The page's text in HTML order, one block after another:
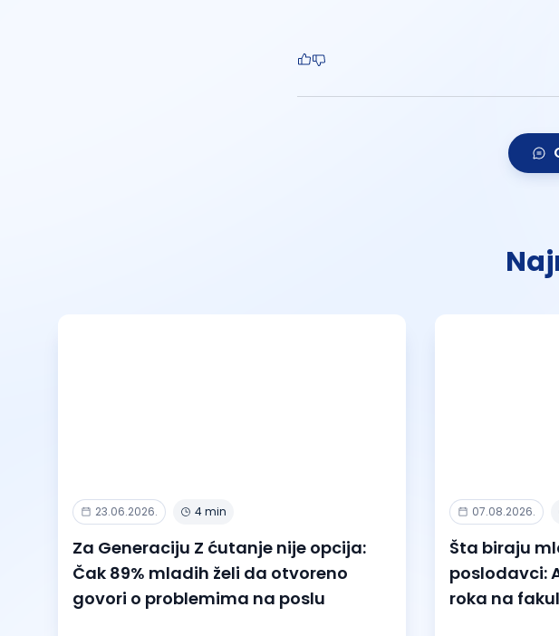
23.06.2026. 4 min
Za Generaciju Z ćutanje nije opcija:
Čak 89% mladih želi da otvoreno
govori o problemima na poslu
07.08.2026.
Šta biraju
poslodavci:
roka na